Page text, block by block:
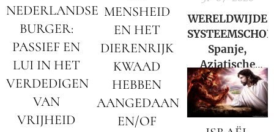
NEDERLANDSE
BURGER:
PASSIEF EN
LUI IN HET
VERDEDIGEN
VAN
VRIJHEID
MENSHEID
EN HET
DIERENRIJK
KWAAD
HEBBEN
AANGEDAAN
EN/OF
WERELDWIJDE
Spanje,
Aziatische
markten en
Hormuz |
Charlie Ward
Daily News